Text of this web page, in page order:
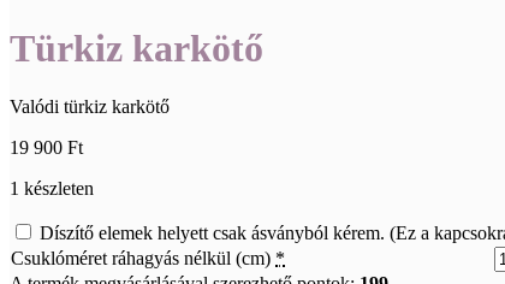
Türkiz karkötő
Valódi türkiz karkötő
19 900 Ft
1 készleten
Díszítő elemek helyett csak ásványból kérem. (Ez a
Csuklóméret ráhagyás nélkül (cm) *